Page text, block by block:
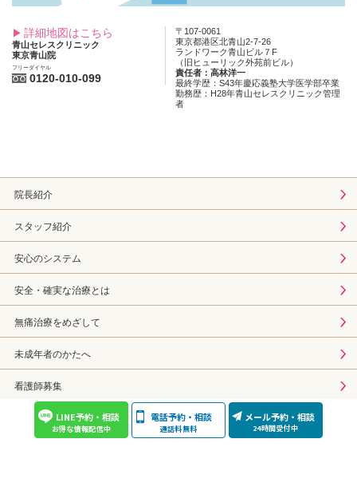
詳細地図はこちら
青山セレスクリニック
東京青山院
フリーダイヤル
0120-010-099
〒107-0061
東京都港区北青山2-7-26
ランドワーク青山ビル７F
（旧ヒューリック外苑前ビル）
責任者：高林洋一
最終学歴：S43年慶応義塾大学医学部卒業
勤務歴：H28年青山セレスクリニック管理
者
院長紹介
スタッフ紹介
安心のシステム
安全・確実な治療とは
無痛治療をめざして
未成年者のかたへ
看護師募集
SNS一覧 LINE予約・相談
お得な情報配信中
電話予約・相談
通話料無料
メール予約・相談
24時間受付中